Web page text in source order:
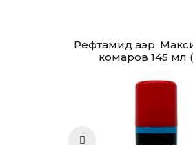
Рефтамид аэр.
комаров 145 мл